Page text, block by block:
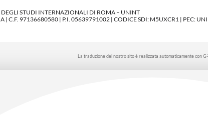
DEGLI STUDI INTERNAZIONALI DI ROMA – UNINT
C.F. 97136680580 | P.I. 05639791002 | CODICE SDI: M5UXCR1 | PEC:
La traduzione del nostro sito è realizzata automaticamente con G-